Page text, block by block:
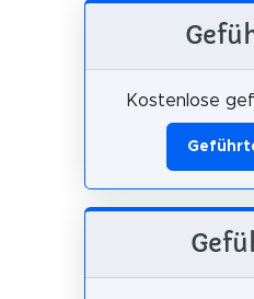
Kostenlose